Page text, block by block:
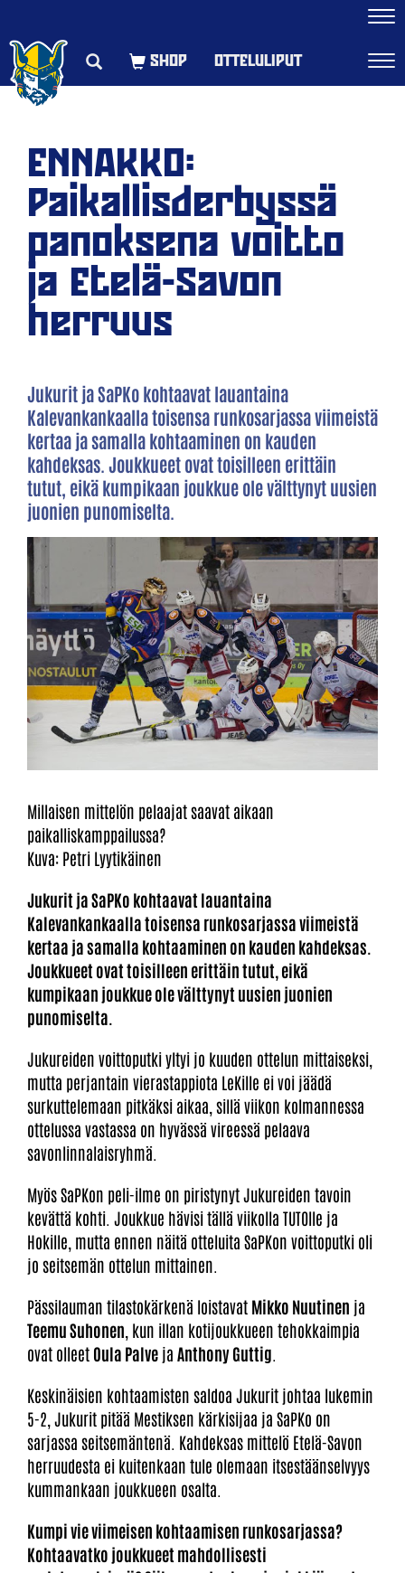
OTTELULIPUT
ENNAKKO:
Paikallisderbyssä
panoksena voitto
ja Etelä-Savon
herruus
Jukurit ja SaPKo kohtaavat lauantaina
Kalevankankaalla toisensa runkosarjassa viimeistä
kertaa ja samalla kohtaaminen on kauden
kahdeksas. Joukkueet ovat toisilleen erittäin
tutut, eikä kumpikaan joukkue ole välttynyt uusien
juonien punomiselta.
Millaisen mittelön pelaajat saavat aikaan
paikalliskamppailussa?
Kuva: Petri Lyytikäinen
Jukurit ja SaPKo kohtaavat lauantaina
Kalevankankaalla toisensa runkosarjassa viimeistä
kertaa ja samalla kohtaaminen on kauden kahdeksas.
Joukkueet ovat toisilleen erittäin tutut, eikä
kumpikaan joukkue ole välttynyt uusien juonien
punomiselta.
Jukureiden voittoputki yltyi jo kuuden ottelun mittaiseksi,
mutta perjantain vierastappiota LeKille ei voi jäädä
surkuttelemaan pitkäksi aikaa, sillä viikon kolmannessa
ottelussa vastassa on hyvässä vireessä pelaava
savonlinnalaisryhmä.
Myös SaPKon peli-ilme on piristynyt Jukureiden tavoin
kevättä kohti. Joukkue hävisi tällä viikolla TUTOlle ja
Hokille, mutta ennen näitä otteluita SaPKon voittoputki oli
jo seitsemän ottelun mittainen.
Pässilauman tilastokärkenä loistavat Mikko Nuutinen ja
Teemu Suhonen , kun illan kotijoukkueen tehokkaimpia
ovat olleet Oula Palve ja Anthony Guttig
Keskinäisien kohtaamisten saldoa Jukurit johtaa lukemin
5-2, Jukurit pitää Mestiksen kärkisijaa ja SaPKo on
sarjassa seitsemäntenä. Kahdeksas mittelö Etelä-Savon
herruudesta ei kuitenkaan tule olemaan itsestäänselvyys
kummankaan joukkueen osalta.
Kumpi vie viimeisen kohtaamisen runkosarjassa?
Kohtaavatko joukkueet mahdollisesti